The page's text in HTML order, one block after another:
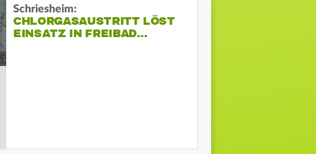
Schriesheim:
CHLORGASAUSTRITT LÖST
EINSATZ IN FREIBAD…